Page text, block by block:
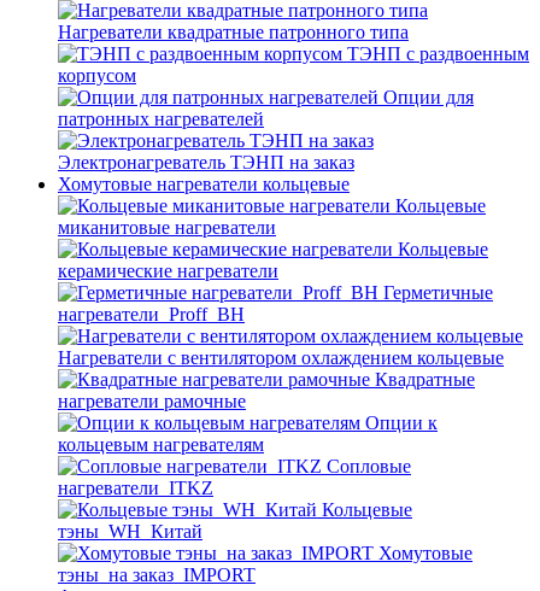
Нагреватели квадратные патронного типа
ТЭНП с раздвоенным
корпусом
Опции для
патронных нагревателей
Электронагреватель ТЭНП на заказ
Хомутовые нагреватели кольцевые
Кольцевые
миканитовые нагреватели
Кольцевые
керамические нагреватели
Герметичные
нагреватели_Proff_BH
Нагреватели с вентилятором охлаждением кольцевые
Квадратные
нагреватели рамочные
Опции к
кольцевым нагревателям
Cопловые
нагреватели_ITKZ
Кольцевые
тэны_WH_Китай
Хомутовые
тэны_на заказ_IMPORT